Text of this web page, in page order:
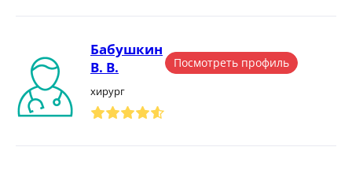
Бабушкин
В. В.
хирург
Посмотреть профиль